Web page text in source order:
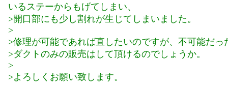
いるステーからもげてしまい、
>開口部にも少し割れが生じてしまいました。
>
>修理が可能であれば直したいのですが、不可能だっ
>ダクトのみの販売はして頂けるのでしょうか。
>
>よろしくお願い致します。